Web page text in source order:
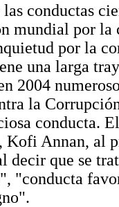
conductas
mundial por
por la
una larga
2004
la
conducta.
Kofi Annan, al
decir que se
"conducta